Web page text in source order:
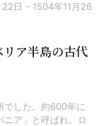
日 - 1504年11月26
ア半島の古代
でした。約600年に
ア」と呼ばれ、ロ